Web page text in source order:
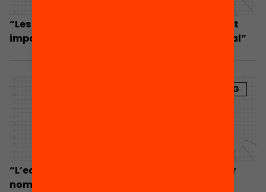
“Les dades de l’Anuari de l’Educació són molt
importants en processos de canvi estructural”
BLOG
“L’equitat educativa ja no es pot aconseguir
només amb polítiques educatives”